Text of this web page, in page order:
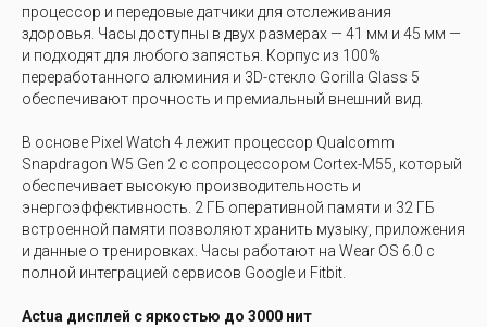
процессор и передовые датчики для отслеживания
здоровья. Часы доступны в двух размерах — 41 мм и 45 мм —
и подходят для любого запястья. Корпус из 100%
переработанного алюминия и 3D-стекло Gorilla Glass 5
обеспечивают прочность и премиальный внешний вид.
В основе Pixel Watch 4 лежит процессор Qualcomm
Snapdragon W5 Gen 2 с сопроцессором Cortex-M55, который
обеспечивает высокую производительность и
энергоэффективность. 2 ГБ оперативной памяти и 32 ГБ
встроенной памяти позволяют хранить музыку, приложения
и данные о тренировках. Часы работают на Wear OS 6.0 с
полной интеграцией сервисов Google и Fitbit.
Actua дисплей с яркостью до 3000 нит